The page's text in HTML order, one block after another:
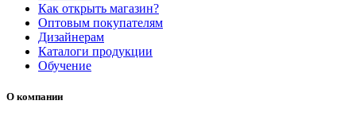
Как открыть магазин?
Оптовым покупателям
Дизайнерам
Каталоги продукции
Обучение
О компании